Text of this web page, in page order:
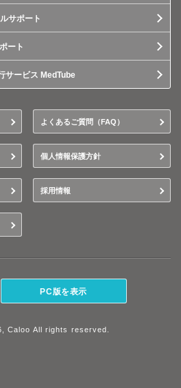
サポート
ート
サービス MedTube
よくあるご質問（FAQ）
個人情報保護方針
採用情報
PC版を表示
Caloo All rights reserved.